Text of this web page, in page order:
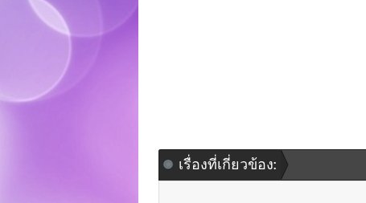
เรื่องที่เกี่ยวข้อง: